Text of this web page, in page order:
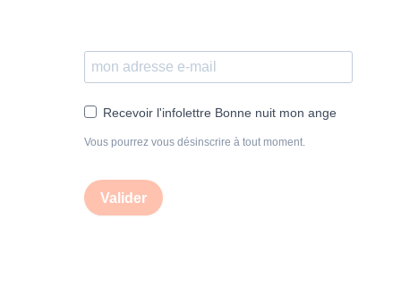
Recevoir l'infolettre Bonne nuit mon ange
Vous pourrez vous désinscrire à tout moment.
Valider